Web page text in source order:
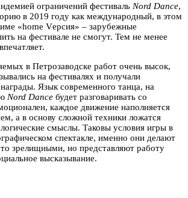
ограничений фестиваль Nord Dance,
в 2019 году как международный, в этом
«home Vерсия» – зарубежные
на фестивале не смогут. Тем не менее
в Петрозаводске работ очень высок,
на фестивалях и получали
Язык современного танца, на
Nord Dance будет разговаривать со
каждое движение наполняется
а в основу сложной техники ложатся
смыслы. Таковы условия игры в
спектакле, именно они делают
зрелищными, но представляют работу
высказывание.